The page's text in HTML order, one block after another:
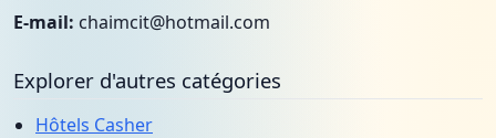
E-mail: chaimcit@hotmail.com
Explorer d'autres catégories
Hôtels Casher